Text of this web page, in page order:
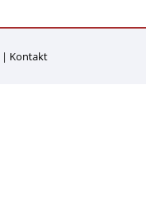
Kontakt